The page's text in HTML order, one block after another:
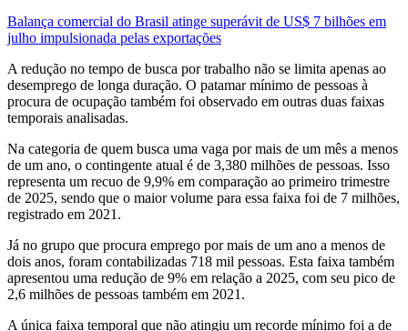
Balança comercial do Brasil atinge superávit de US$ 7 bilhões em
julho impulsionada pelas exportações
A redução no tempo de busca por trabalho não se limita apenas ao
desemprego de longa duração. O patamar mínimo de pessoas à
procura de ocupação também foi observado em outras duas faixas
temporais analisadas.
Na categoria de quem busca uma vaga por mais de um mês a menos
de um ano, o contingente atual é de 3,380 milhões de pessoas. Isso
representa um recuo de 9,9% em comparação ao primeiro trimestre
de 2025, sendo que o maior volume para essa faixa foi de 7 milhões,
registrado em 2021.
Já no grupo que procura emprego por mais de um ano a menos de
dois anos, foram contabilizadas 718 mil pessoas. Esta faixa também
apresentou uma redução de 9% em relação a 2025, com seu pico de
2,6 milhões de pessoas também em 2021.
A única faixa temporal que não atingiu um recorde mínimo foi a de